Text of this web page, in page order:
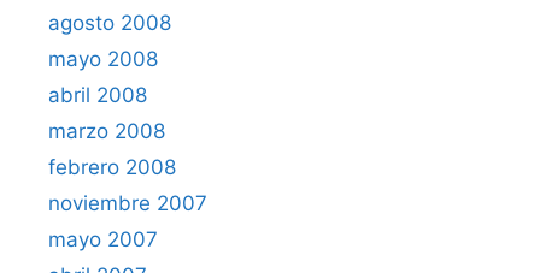
agosto 2008
mayo 2008
abril 2008
marzo 2008
febrero 2008
noviembre 2007
mayo 2007